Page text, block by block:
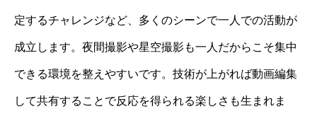
定するチャレンジなど、多くのシーンで一人での活動が
成立します。夜間撮影や星空撮影も一人だからこそ集中
できる環境を整えやすいです。技術が上がれば動画編集
して共有することで反応を得られる楽しさも生まれま